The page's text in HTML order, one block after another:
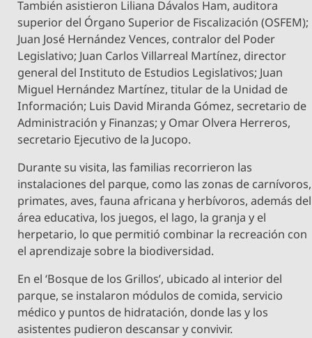
También asistieron Liliana Dávalos Ham, auditora
superior del Órgano Superior de Fiscalización (OSFEM);
Juan José Hernández Vences, contralor del Poder
Legislativo; Juan Carlos Villarreal Martínez, director
general del Instituto de Estudios Legislativos; Juan
Miguel Hernández Martínez, titular de la Unidad de
Información; Luis David Miranda Gómez, secretario de
Administración y Finanzas; y Omar Olvera Herreros,
secretario Ejecutivo de la Jucopo.
Durante su visita, las familias recorrieron las
instalaciones del parque, como las zonas de carnívoros,
primates, aves, fauna africana y herbívoros, además del
área educativa, los juegos, el lago, la granja y el
herpetario, lo que permitió combinar la recreación con
el aprendizaje sobre la biodiversidad.
En el ‘Bosque de los Grillos’, ubicado al interior del
parque, se instalaron módulos de comida, servicio
médico y puntos de hidratación, donde las y los
asistentes pudieron descansar y convivir.